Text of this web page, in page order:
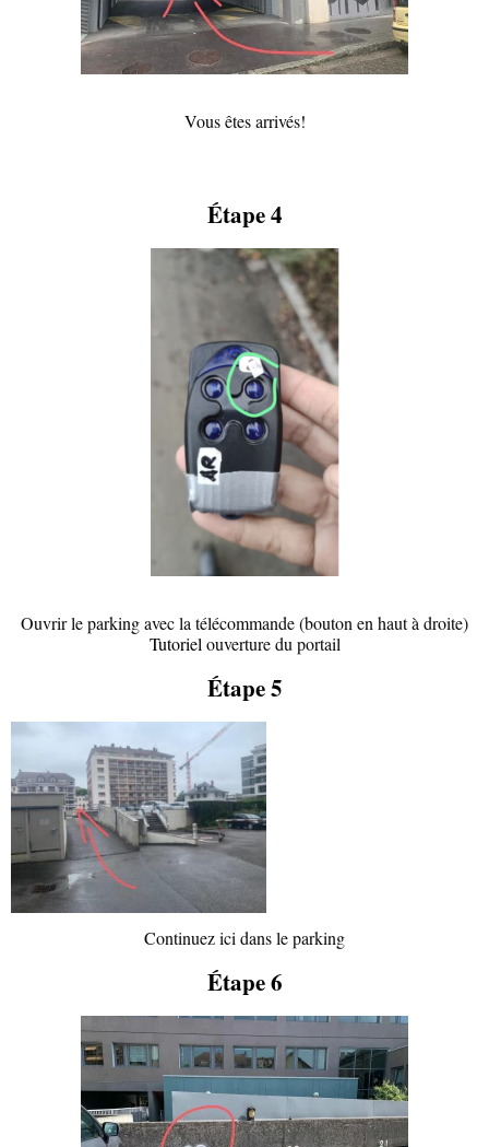
Vous êtes arrivés!
Étape 4
Ouvrir le parking avec la télécommande (bouton en haut à droite)
Tutoriel ouverture du portail
Étape 5
Continuez ici dans le parking
Étape 6